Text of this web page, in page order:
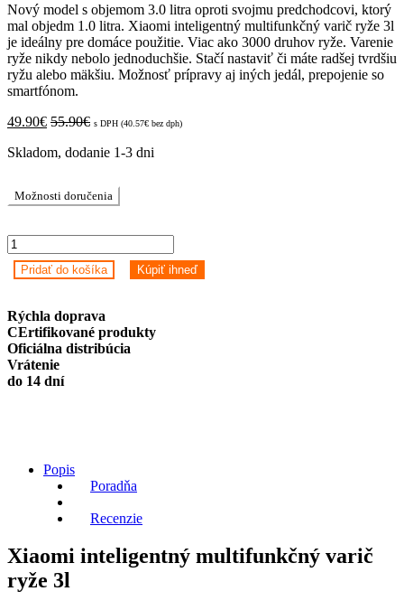
Nový model s objemom 3.0 litra oproti svojmu predchodcovi, ktorý
mal objedm 1.0 litra. Xiaomi inteligentný multifunkčný varič ryže 3l
je ideálny pre domáce použitie. Viac ako 3000 druhov ryže. Varenie
ryže nikdy nebolo jednoduchšie. Stačí nastaviť či máte radšej tvrdšiu
ryžu alebo mäkšiu. Možnosť prípravy aj iných jedál, prepojenie so
smartfónom.
49.90€ 55.90€ s DPH (40.57€ bez dph)
Skladom, dodanie 1-3 dni
Možnosti doručenia
Xiaomi
inteligentný
multifunkčný
3l
quantity
Pridať do košíka Kúpiť ihneď
Rýchla doprava
CErtifikované produkty
Oficiálna distribúcia
Vrátenie
do 14 dní
Popis
Poradňa
Recenzie
Xiaomi inteligentný multifunkčný varič
ryže 3l